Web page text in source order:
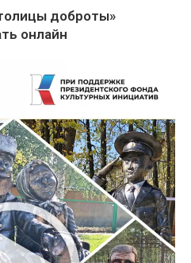
доброты»
онлайн